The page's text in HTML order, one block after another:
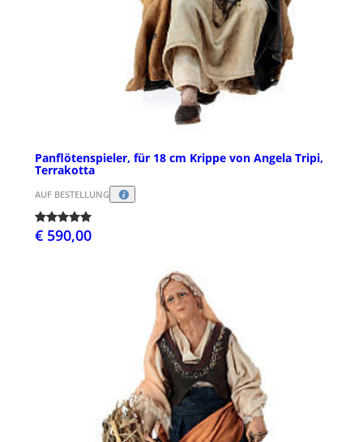
Panflötenspieler, für 18 cm Krippe von Angela Tripi,
Terrakotta
AUF BESTELLUNG
€ 590,00